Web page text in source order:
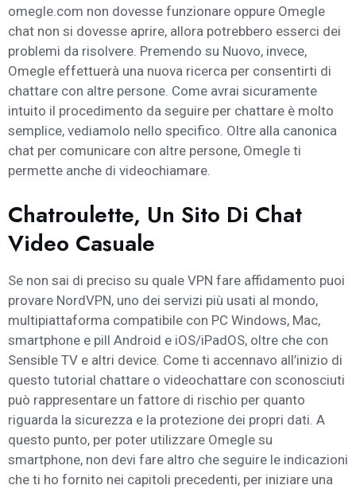
omegle.com non dovesse funzionare oppure Omegle
chat non si dovesse aprire, allora potrebbero esserci dei
problemi da risolvere. Premendo su Nuovo, invece,
Omegle effettuerà una nuova ricerca per consentirti di
chattare con altre persone. Come avrai sicuramente
intuito il procedimento da seguire per chattare è molto
semplice, vediamolo nello specifico. Oltre alla canonica
chat per comunicare con altre persone, Omegle ti
permette anche di videochiamare.
Chatroulette, Un Sito Di Chat
Video Casuale
Se non sai di preciso su quale VPN fare affidamento puoi
provare NordVPN, uno dei servizi più usati al mondo,
multipiattaforma compatibile con PC Windows, Mac,
smartphone e pill Android e iOS/iPadOS, oltre che con
Sensible TV e altri device. Come ti accennavo all’inizio di
questo tutorial chattare o videochattare con sconosciuti
può rappresentare un fattore di rischio per quanto
riguarda la sicurezza e la protezione dei propri dati. A
questo punto, per poter utilizzare Omegle su
smartphone, non devi fare altro che seguire le indicazioni
che ti ho fornito nei capitoli precedenti, per iniziare una